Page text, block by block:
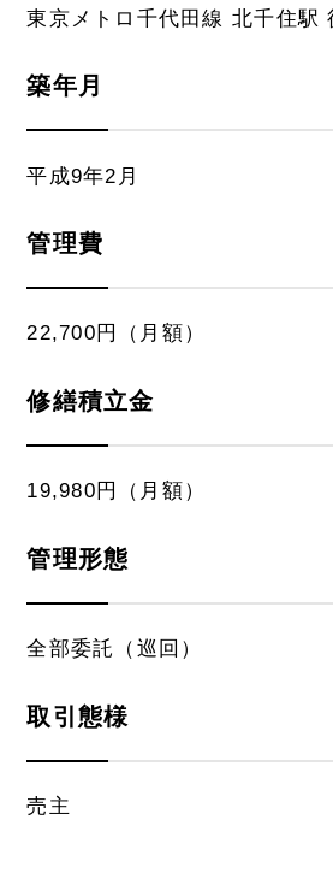
東京メトロ千代田線 北千住駅
築年月
平成9年2月
管理費
22,700円（月額）
修繕積立金
19,980円（月額）
管理形態
全部委託（巡回）
取引態様
売主